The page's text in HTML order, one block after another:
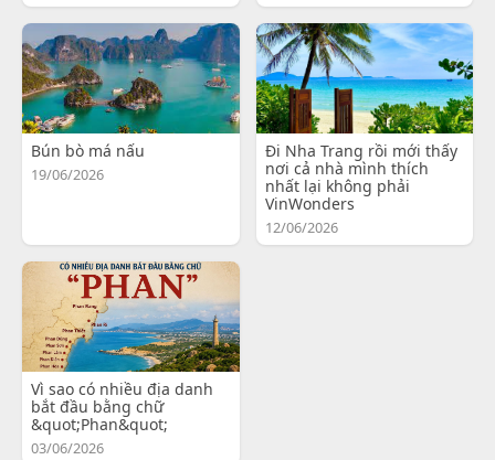
Bún bò má nấu
19/06/2026
Đi Nha Trang rồi mới thấy
nơi cả nhà mình thích
nhất lại không phải
VinWonders
12/06/2026
Vì sao có nhiều địa danh
bắt đầu bằng chữ
&quot;Phan&quot;
03/06/2026